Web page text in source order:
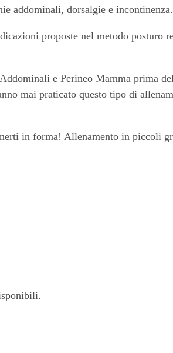
addominali, dorsalgie e incontinenza.
proposte nel metodo posturo
e Perineo Mamma prima
mai praticato questo tipo di
in forma! Allenamento in piccoli